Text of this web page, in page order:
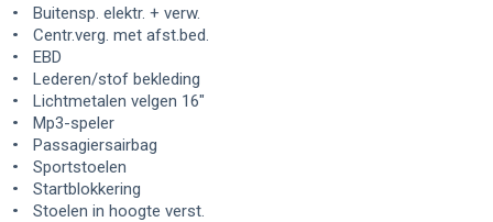
Buitensp. elektr. + verw.
Centr.verg. met afst.bed.
EBD
Lederen/stof bekleding
Lichtmetalen velgen 16"
Mp3-speler
Passagiersairbag
Sportstoelen
Startblokkering
Stoelen in hoogte verst.